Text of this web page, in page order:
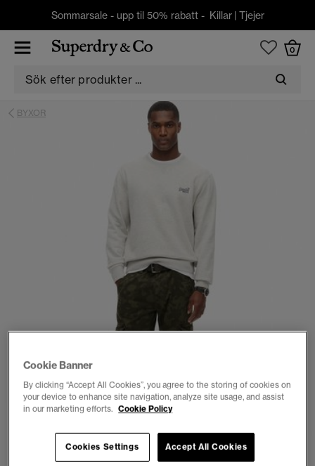
Sommarsale - upp til 50% rabatt - Killar| Tjejer
0
BYXOR
1 2 3 4 5 6
Cookie Banner
By clicking “Accept All Cookies”, you agree to the storing of cookies on
your device to enhance site navigation, analyze site usage, and assist
in our marketing efforts. Cookie Policy
Accept All Cookies
Cookies Settings